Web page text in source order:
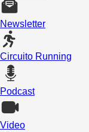
Newsletter
Circuito Running
Podcast
Video